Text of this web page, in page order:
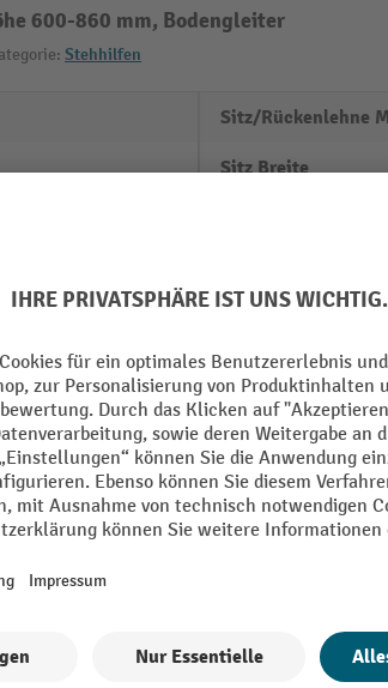
600-860 mm, Bodengleiter
Stehhilfen
Sitz/Rückenlehne
Sitz Breite
Alle technische Details anzeigen